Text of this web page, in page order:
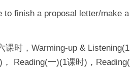
to finish a proposal letter/make a
课时，Warming-up & Listening(1
Reading(一)(1课时)，Reading(